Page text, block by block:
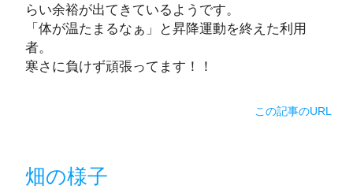
らい余裕が出てきているようです。
「体が温たまるなぁ」と昇降運動を終えた利用
者。
寒さに負けず頑張ってます！！
この記事のURL
畑の様子